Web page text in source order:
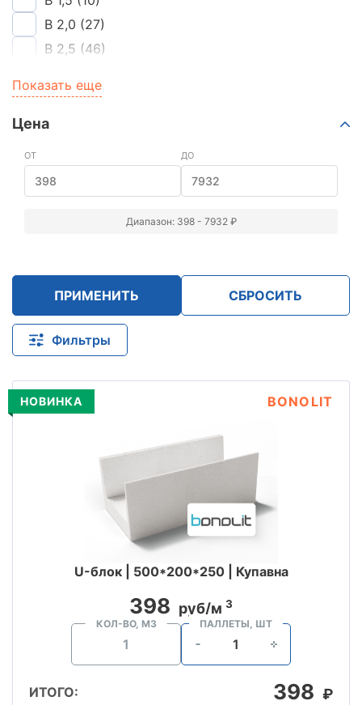
B 2,0 (27)
B 2,5 (46)
B 5,0(16)
Показать еще
Цена
ОТ ДО
Диапазон: 398 - 7932 ₽
ПРИМЕНИТЬ СБРОСИТЬ
Фильтры
НОВИНКА BONOLIT
U-блок | 500*200*250 | Купавна
398 руб/м 3
КОЛ-ВО, М3 ПАЛЛЕТЫ, ШТ
ИТОГО: 398 ₽